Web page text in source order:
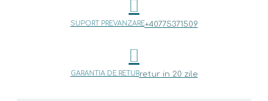
SUPORT PREVANZARE+40775371509
GARANTIA DE RETURretur in 20 zile